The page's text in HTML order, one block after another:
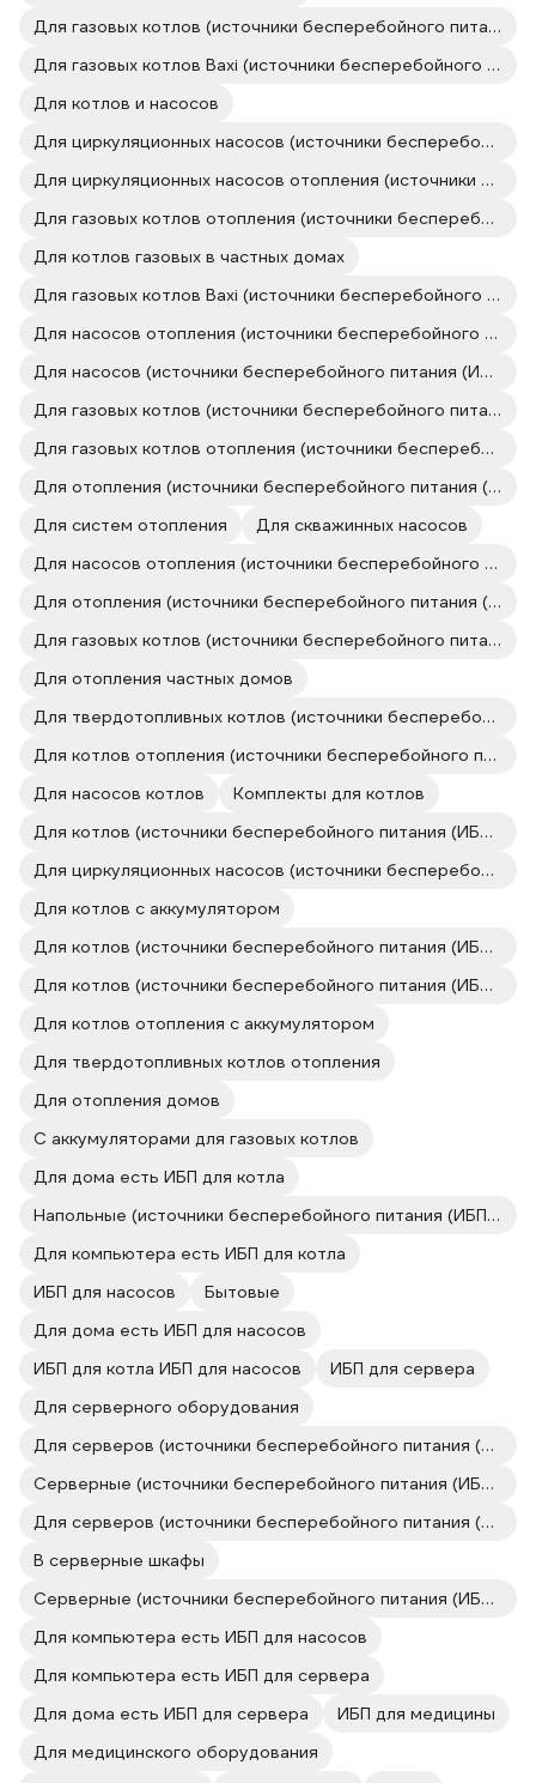
Для газовых котлов (источники бесперебойного питания (ИБП, бесперебойники))
Для газовых котлов Baxi (источники бесперебойного питания (ИБП, бесперебойники))
Для котлов и насосов
Для циркуляционных насосов (источники бесперебойного питания (ИБП, бесперебойники))
Для циркуляционных насосов отопления (источники бесперебойного питания (ИБП, бесперебойники))
Для газовых котлов отопления (источники бесперебойного питания (ИБП, бесперебойники))
Для котлов газовых в частных домах
Для газовых котлов Baxi (источники бесперебойного питания (ИБП, бесперебойники))
Для насосов отопления (источники бесперебойного питания (ИБП, бесперебойники))
Для насосов (источники бесперебойного питания (ИБП, бесперебойники))
Для газовых котлов (источники бесперебойного питания (ИБП, бесперебойники))
Для газовых котлов отопления (источники бесперебойного питания (ИБП, бесперебойники))
Для отопления (источники бесперебойного питания (ИБП, бесперебойники))
Для систем отопления
Для скважинных насосов
Для насосов отопления (источники бесперебойного питания (ИБП, бесперебойники))
Для отопления (источники бесперебойного питания (ИБП, бесперебойники))
Для газовых котлов (источники бесперебойного питания (ИБП, бесперебойники))
Для отопления частных домов
Для твердотопливных котлов (источники бесперебойного питания (ИБП, бесперебойники))
Для котлов отопления (источники бесперебойного питания (ИБП, бесперебойники))
Для насосов котлов
Комплекты для котлов
Для котлов (источники бесперебойного питания (ИБП, бесперебойники))
Для циркуляционных насосов (источники бесперебойного питания (ИБП, бесперебойники))
Для котлов с аккумулятором
Для котлов (источники бесперебойного питания (ИБП, бесперебойники))
Для котлов (источники бесперебойного питания (ИБП, бесперебойники))
Для котлов отопления с аккумулятором
Для твердотопливных котлов отопления
Для отопления домов
С аккумуляторами для газовых котлов
Для дома есть ИБП для котла
Напольные (источники бесперебойного питания (ИБП, бесперебойники))
Для компьютера есть ИБП для котла
ИБП для насосов
Бытовые
Для дома есть ИБП для насосов
ИБП для котла ИБП для насосов
ИБП для сервера
Для серверного оборудования
Для серверов (источники бесперебойного питания (ИБП, бесперебойники))
Серверные (источники бесперебойного питания (ИБП, бесперебойники))
Для серверов (источники бесперебойного питания (ИБП, бесперебойники))
В серверные шкафы
Серверные (источники бесперебойного питания (ИБП, бесперебойники))
Для компьютера есть ИБП для насосов
Для компьютера есть ИБП для сервера
Для дома есть ИБП для сервера
ИБП для медицины
Для медицинского оборудования